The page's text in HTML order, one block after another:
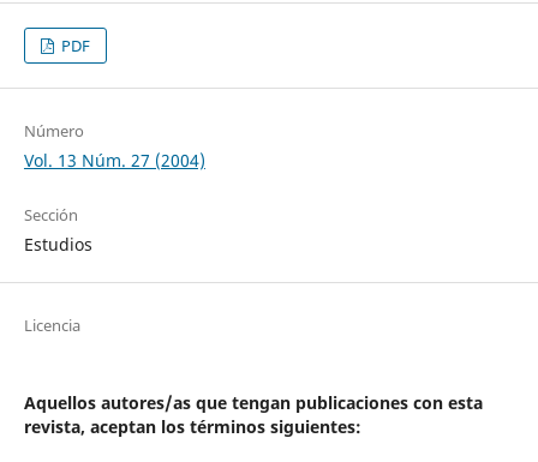
PDF
Número
Vol. 13 Núm. 27 (2004)
Sección
Estudios
Licencia
Aquellos autores/as que tengan publicaciones con esta
revista, aceptan los términos siguientes: